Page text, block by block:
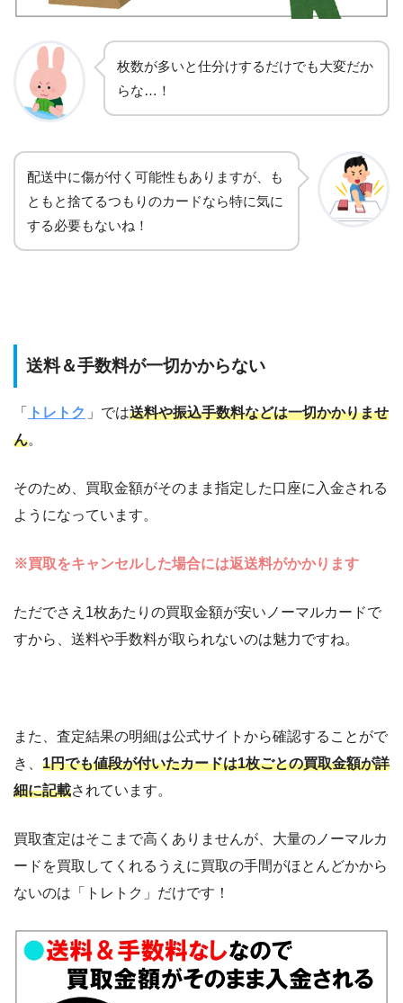
枚数が多いと仕分けするだけでも大変だか
らな…！
配送中に傷が付く可能性もありますが、も
ともと捨てるつもりのカードなら特に気に
する必要もないね！
送料＆手数料が一切かからない
「 トレトク 」では送料や振込手数料などは一切かかりませ
ん。
そのため、買取金額がそのまま指定した口座に入金される
ようになっています。
※買取をキャンセルした場合には返送料がかかります
ただでさえ1枚あたりの買取金額が安いノーマルカードで
すから、送料や手数料が取られないのは魅力ですね。
また、査定結果の明細は公式サイトから確認することがで
き、 1円でも値段が付いたカードは1枚ごとの買取金額が詳
細に記載されています。
買取査定はそこまで高くありませんが、大量のノーマルカ
ードを買取してくれるうえに買取の手間がほとんどかから
ないのは「トレトク」だけです！